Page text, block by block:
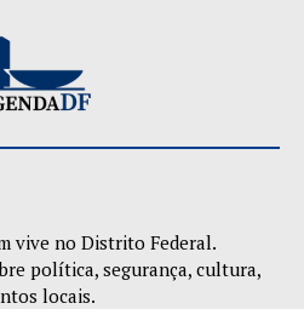
vive no Distrito Federal.
política, segurança, cultura,
locais.